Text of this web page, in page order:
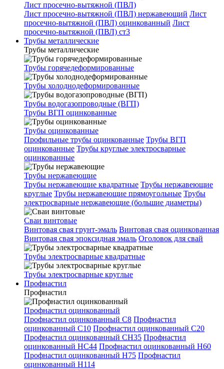
Лист просечно-вытяжной (ПВЛ)
Лист просечно-вытяжной (ПВЛ) нержавеющий Лист
просечно-вытяжной (ПВЛ) оцинкованный Лист
просечно-вытяжной (ПВЛ) ст3
Трубы металлические
Трубы металлические
Трубы горячедеформированные
Трубы холоднодеформированные
Трубы водогазопроводные (ВГП)
Трубы ВГП оцинкованные
Трубы оцинкованные
Профильные трубы оцинкованные Трубы ВГП
оцинкованные Трубы круглые электросварные
оцинкованные
Трубы нержавеющие
Трубы нержавеющие квадратные Трубы нержавеющие
круглые Трубы нержавеющие прямоугольные Трубы
электросварные нержавеющие (большие диаметры)
Сваи винтовые
Винтовая свая грунт-эмаль Винтовая свая оцинкованная
Винтовая свая эпоксидная эмаль Оголовок для свай
Трубы электросварные квадратные
Трубы электросварные круглые
Профнастил
Профнастил
Профнастил оцинкованный
Профнастил оцинкованный С8 Профнастил
оцинкованный С10 Профнастил оцинкованный С20
Профнастил оцинкованный СН35 Профнастил
оцинкованный НС44 Профнастил оцинкованный Н60
Профнастил оцинкованный Н75 Профнастил
оцинкованный Н114